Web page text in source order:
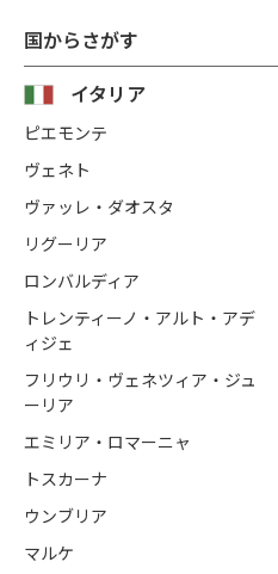
国からさがす
イタリア
ピエモンテ
ヴェネト
ヴァッレ・ダオスタ
リグーリア
ロンバルディア
トレンティーノ・アルト・アデ
ィジェ
フリウリ・ヴェネツィア・ジュ
ーリア
エミリア・ロマーニャ
トスカーナ
ウンブリア
マルケ